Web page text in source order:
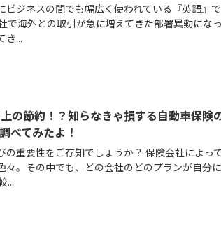
ビジネスの間でも幅広く使われている『英語』で
で海外との取引が急に増えてきた部署異動になっ
き...
の節約！？知らなきゃ損する自動車保険
べてみたよ！
の重要性をご存知でしょうか？ 保険会社によって
々。その中でも、どの会社のどのプランが自分に
...